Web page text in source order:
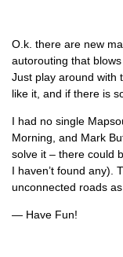
O.k. there are new
autorouting that
Just play around with
like it, and if there is
I had no single
Morning, and Mark
solve it – there could
I haven’t found any).
unconnected roads
— Have Fun!